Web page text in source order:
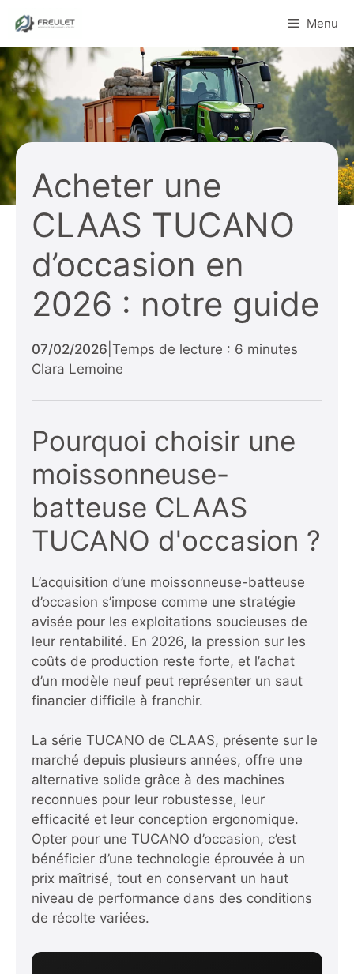
contenu
Menu
Acheter une
CLAAS TUCANO
d’occasion en
2026 : notre guide
07/02/2026 Temps de lecture : 6 minutes
Clara Lemoine
Pourquoi choisir une
moissonneuse-
batteuse CLAAS
TUCANO d'occasion ?
L’acquisition d’une moissonneuse-batteuse
d’occasion s’impose comme une stratégie
avisée pour les exploitations soucieuses de
leur rentabilité. En 2026, la pression sur les
coûts de production reste forte, et l’achat
d’un modèle neuf peut représenter un saut
financier difficile à franchir.
La série TUCANO de CLAAS, présente sur le
marché depuis plusieurs années, offre une
alternative solide grâce à des machines
reconnues pour leur robustesse, leur
efficacité et leur conception ergonomique.
Opter pour une TUCANO d’occasion, c’est
bénéficier d’une technologie éprouvée à un
prix maîtrisé, tout en conservant un haut
niveau de performance dans des conditions
de récolte variées.